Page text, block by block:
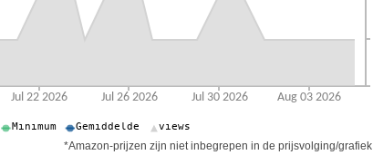
*Amazon-prijzen zijn niet inbegrepen in de prijsvolging/grafiek